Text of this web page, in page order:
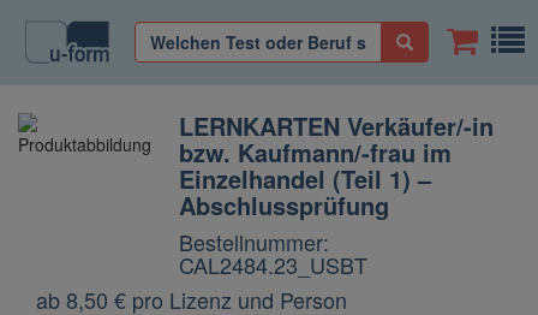
LERNKARTEN Verkäufer/-in
bzw. Kaufmann/-frau im
Einzelhandel (Teil 1) –
Abschlussprüfung
Bestellnummer:
CAL2484.23_USBT
ab 8,50 € pro Lizenz und Person